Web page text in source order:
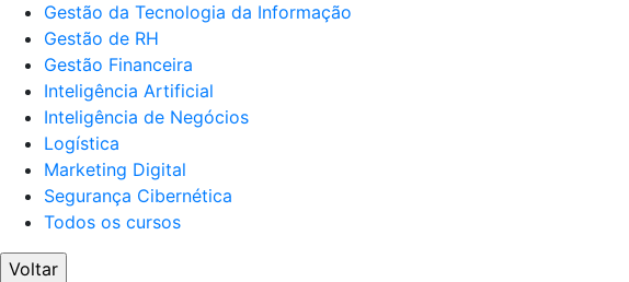
Gestão da Tecnologia da Informação
Gestão de RH
Gestão Financeira
Inteligência Artificial
Inteligência de Negócios
Logística
Marketing Digital
Segurança Cibernética
Todos os cursos
Voltar